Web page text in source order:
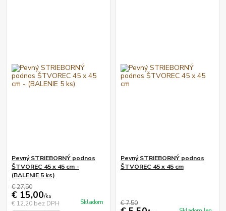
Pevný STRIEBORNÝ podnos
ŠTVOREC 45 x 45 cm -
(BALENIE 5 ks)
€ 27,50
€ 15,00/ks
€ 12,20 bez DPH Skladom
Pevný STRIEBORNÝ podnos
ŠTVOREC 45 x 45 cm
€ 7,50